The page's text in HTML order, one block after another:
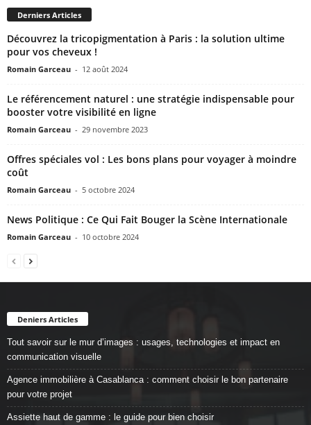
Derniers Articles
Découvrez la tricopigmentation à Paris : la solution ultime
pour vos cheveux !
Romain Garceau - 12 août 2024
Le référencement naturel : une stratégie indispensable pour
booster votre visibilité en ligne
Romain Garceau - 29 novembre 2023
Offres spéciales vol : Les bons plans pour voyager à moindre
coût
Romain Garceau - 5 octobre 2024
News Politique : Ce Qui Fait Bouger la Scène Internationale
Romain Garceau - 10 octobre 2024
Deniers Articles
Tout savoir sur le mur d’images : usages, technologies et impact en
communication visuelle
Agence immobilière à Casablanca : comment choisir le bon partenaire
pour votre projet
Assiette haut de gamme : le guide pour bien choisir